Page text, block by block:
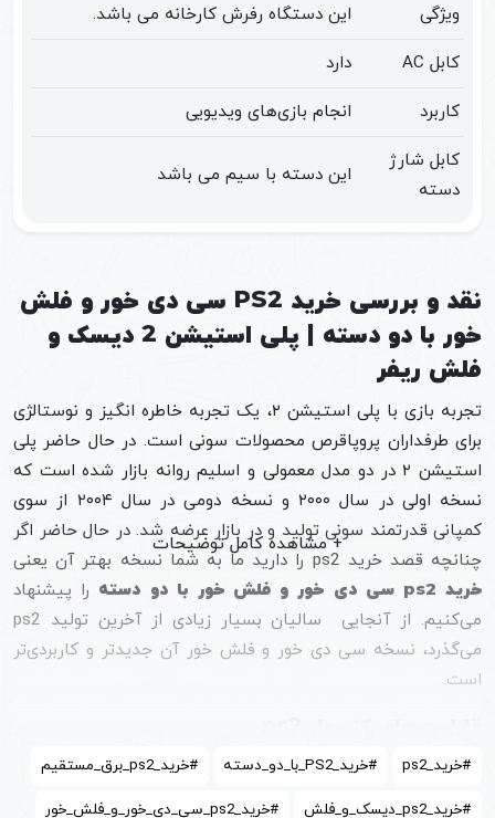
ویژگی
این دستگاه رفرش کارخانه می باشد.
کابل AC
دارد
کاربرد
انجام بازی‌های ویدیویی
کابل شارژ
دسته
این دسته با سیم می باشد
نقد و بررسی خرید PS2 سی دی خور و فلش
خور با دو دسته | پلی استیشن 2 دیسک و
فلش ریفر
تجربه بازی با پلی استیشن ۲، یک تجربه خاطره انگیز و نوستالژی
برای طرفداران پروپاقرص محصولات سونی است. در حال حاضر پلی
استیشن ۲ در دو مدل معمولی و اسلیم روانه بازار شده است که
نسخه اولی در سال ۲۰۰۰ و نسخه دومی در سال ۲۰۰۴ از سوی
کمپانی قدرتمند سونی تولید و در بازار عرضه شد. در حال حاضر اگر
چنانچه قصد خرید ps2 را دارید ما به شما نسخه بهتر آن یعنی
خرید ps2 سی دی خور و فلش خور با دو دسته
را پیشنهاد
می‌کنیم. از آنجایی سالیان بسیار زیادی از آخرین تولید ps2
می‌گذرد، نسخه سی دی خور و فلش خور آن جدیدتر و کاربردی‌تر
است.
از جمله مزایای خرید ps2 سی دی خور و فلش خور با دو دسته ،
استفاده از بازی‌های دیسکی و همچنین بازی‌های دیجیتالی است.
#خرید_ps2 #خرید_PS2_با_دو_دسته #خرید_ps2_برق_مستقیم
#خرید_ps2_دیسک_و_فلش #خرید_ps2_سی_دی_خور_و_فلش_خور